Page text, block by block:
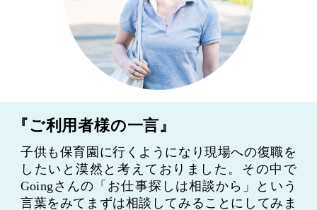
『ご利用者様の一言』
子供も保育園に行くようになり現場への復職を
したいと漠然と考えておりました。その中で
Goingさんの「お仕事探しは相談から」という
言葉をみてまずは相談してみることにしてみま